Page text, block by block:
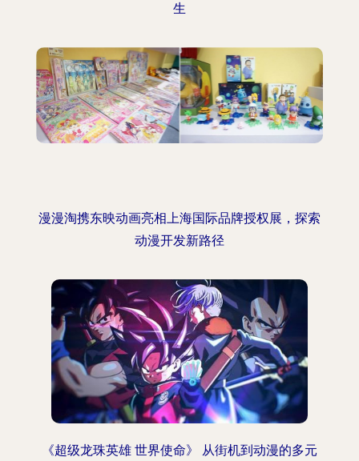
生
漫漫淘携东映动画亮相上海国际品牌授权展，探索
动漫开发新路径
《超级龙珠英雄 世界使命》 从街机到动漫的多元